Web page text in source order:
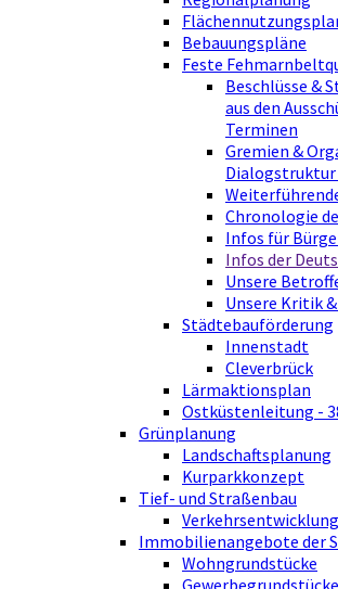
Bebauungspläne
Feste
Beschlüsse &
aus den
Terminen
Gremien &
Dialogstruktur
Chronologie
Infos für
Infos der
Unsere
Unsere Kritik
Städtebauförderung
Innenstadt
Cleverbrück
Lärmaktionsplan
Ostküstenleitung -
Grünplanung
Landschaftsplanung
Kurparkkonzept
Tief- und Straßenbau
Immobilienangebote der
Wohngrundstücke
Gewerbegrundstücke